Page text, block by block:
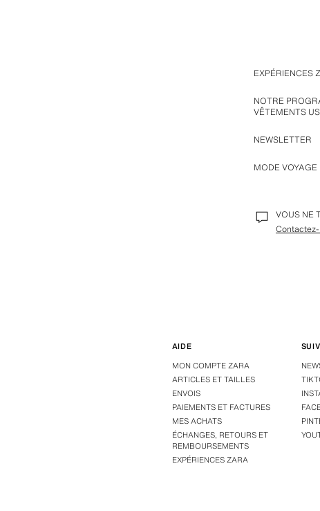
EXPÉRIENCES
NOTRE
VÊTEMENTS
NEWSLETTER
MODE VOYAGE
VOUS NE
AIDE
MON COMPTE ZARA
ARTICLES ET TAILLES
ENVOIS
PAIEMENTS ET FACTURES
MES ACHATS
ÉCHANGES, RETOURS ET
REMBOURSEMENTS
EXPÉRIENCES ZARA